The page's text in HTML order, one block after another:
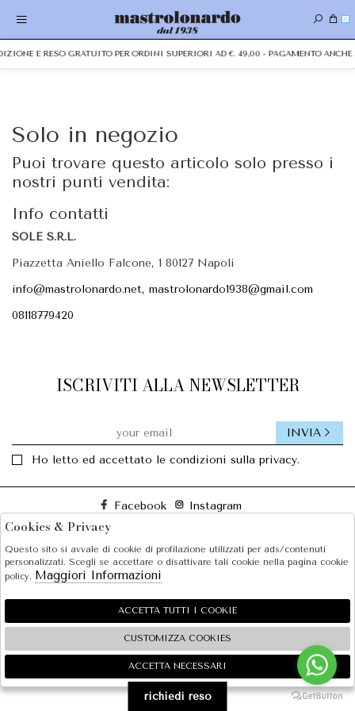
0
E RESO GRATUITO PER ORDINI SUPERIORI AD €. 49,00 - PAGAMENTO ANCHE
Solo in negozio
Puoi trovare questo articolo solo presso i
nostri punti vendita:
Info contatti
SOLE S.R.L.
Piazzetta Aniello Falcone, 1 80127 Napoli
info@mastrolonardo.net, mastrolonardo1938@gmail.com
08118779420
ISCRIVITI ALLA NEWSLETTER
Ho letto ed accettato le condizioni sulla privacy.
INVIA
Facebook Instagram
SOLE S.R.L.
SHOPPING
EXTRA
2026 SOLE S.R.L. - P.iva : 07456781215 Powered byAteliersocietàgruppo Zucchetti
🍪
richiedi reso
Cookies & Privacy
Questo sito si avvale di cookie di profilazione utilizzati per ads/contenuti
personalizzati. Scegli se accettare o disattivare tali cookie nella pagina cookie
policy. Maggiori Informazioni
ACCETTA TUTTI I COOKIE
CUSTOMIZZA COOKIES
ACCETTA NECESSARI